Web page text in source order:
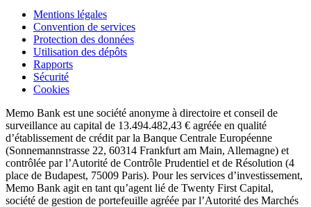
Mentions légales
Convention de services
Protection des données
Utilisation des dépôts
Rapports
Sécurité
Cookies
Memo Bank est une société anonyme à directoire et conseil de
surveillance au capital de 13.494.482,43 € agréée en qualité
d’établissement de crédit par la Banque Centrale Européenne
(Sonnemannstrasse 22, 60314 Frankfurt am Main, Allemagne) et
contrôlée par l’Autorité de Contrôle Prudentiel et de Résolution (4
place de Budapest, 75009 Paris). Pour les services d’investissement,
Memo Bank agit en tant qu’agent lié de Twenty First Capital,
société de gestion de portefeuille agréée par l’Autorité des Marchés